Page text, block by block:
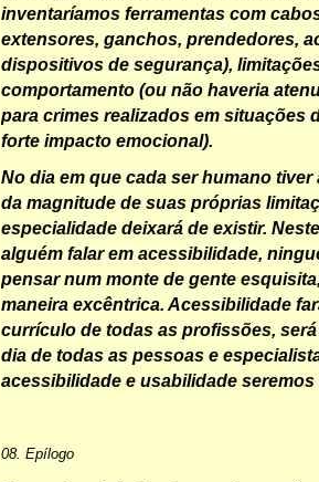
inventaríamos ferramentas com
extensores, ganchos, prendedores,
dispositivos de segurança),
comportamento (ou não haveria
para crimes realizados em situações
forte impacto emocional).
No dia em que cada ser humano tiver
da magnitude de suas próprias
especialidade deixará de existir.
alguém falar em acessibilidade,
pensar num monte de gente
maneira excêntrica. Acessibilidade
currículo de todas as profissões,
dia de todas as pessoas e
acessibilidade e usabilidade
08. Epílogo